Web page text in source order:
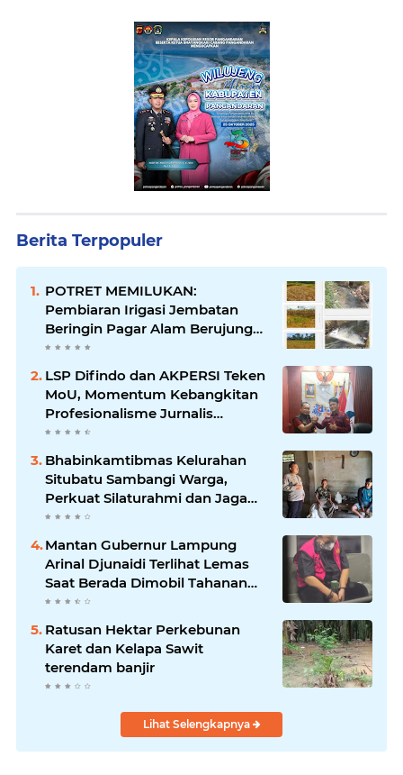
Berita Terpopuler
POTRET MEMILUKAN:
Pembiaran Irigasi Jembatan
Beringin Pagar Alam Berujung
'Bencana' Bagi Petani
LSP Difindo dan AKPERSI Teken
MoU, Momentum Kebangkitan
Profesionalisme Jurnalis
Nasional
Bhabinkamtibmas Kelurahan
Situbatu Sambangi Warga,
Perkuat Silaturahmi dan Jaga
Kondusivitas Wilayah
Mantan Gubernur Lampung
Arinal Djunaidi Terlihat Lemas
Saat Berada Dimobil Tahanan
Kejati Lampung
Ratusan Hektar Perkebunan
Karet dan Kelapa Sawit
terendam banjir
Lihat Selengkapnya